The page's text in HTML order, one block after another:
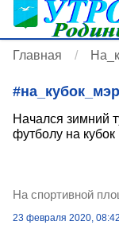
Главная
#
Начался зимний
футболу на кубок
На спортивной
23 февраля 2020, 08:42